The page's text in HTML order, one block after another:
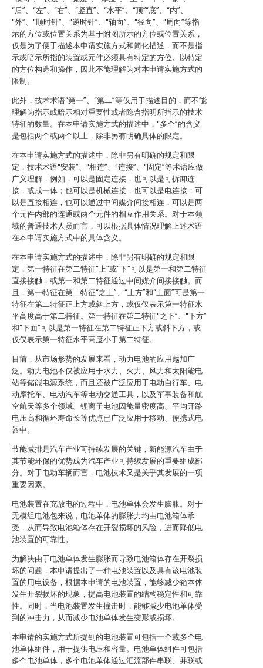
“后”、“左”、“右”、“竖直”、“水平”、“顶”“底”、“内”、
“外”、“顺时针”、“逆时针”、“轴向”、“径向”、“周向”等指
示的方位或位置关系为基于附图所示的方位或位置关系，
仅是为了便于描述本申请实施方式和简化描述，而不是指
示或暗示所指的装置或元件必须具有特定的方位、以特定
的方位构造和操作，因此不能理解为对本申请实施方式的
限制。
此外，技术术语“第一”、“第二”等仅用于描述目的，而不能
理解为指示或暗示相对重要性或者隐含指明所指示的技术
特征的数量。在本申请实施方式的描述中，“多个”的含义
是包括两个或两个以上，除非另有明确具体的限定。
在本申请实施方式的描述中，除非另有明确的规定和限
定，技术术语“安装”、“相连”、“连接”、“固定”等术语应做
广义理解，例如，可以是固定连接，也可以是可拆卸连
接，或成一体；也可以是机械连接，也可以是电连接；可
以是直接相连，也可以通过中间媒介间接相连，可以是两
个元件内部的连通或两个元件的相互作用关系。对于本领
域的普通技术人员而言，可以根据具体情况理解上述术语
在本申请实施方式中的具体含义。
在本申请实施方式的描述中，除非另有明确的规定和限
定，第一特征在第二特征“上”或“下”可以是第一和第二特征
直接接触，或第一和第二特征通过中间媒介间接接触。而
且，第一特征在第二特征“之上”、“上方”和“上面”可是第一
特征在第二特征正上方或斜上方，或仅仅表示第一特征水
平高度高于第二特征。第一特征在第二特征“之下”、“下方”
和“下面”可以是第一特征在第二特征正下方或斜下方，或
仅仅表示第一特征水平高度小于第二特征。
目前，从市场形势的发展来看，动力电池的应用越加广
泛。动力电池不仅被应用于水力、火力、风力和太阳能电
站等储能电源系统，而且还被广泛应用于电动自行车、电
动摩托车、电动汽车等电动交通工具，以及军事装备和航
空航天等多个领域。锂离子电池因能量密度高、平均开路
电压高和循环寿命长等优点已广泛应用于移动、便携式电
器中。
节能减排是汽车产业可持续发展的关键，新能源汽车由于
其节能环保的优势成为汽车产业可持续发展的重要组成部
分。对于电动车辆而言，电池技术又是关乎其发展的一项
重要因素。
电池装置在充放电的过程中，电池单体会发生膨胀。对于
无模组电池包来说，电池单体的膨胀力均由电池箱体承
受，从而导致电池箱体存在开裂损坏的风险，进而降低电
池装置的可靠性。
为解决由于电池单体发生膨胀而导致电池箱体存在开裂损
坏的问题，本申请提出了一种电池装置以及具有该电池装
置的用电设备，根据本申请的电池装置，能够减少箱本体
发生开裂损坏的现象，提高电池装置的结构稳定性和可靠
性。同时，当电池装置发生撞击时，能够减少电池单体受
到的冲击力，从而减少电池单体发生变形或损坏。
本申请的实施方式所提到的电池装置可包括一个或多个电
池单体组件，用于提供电压和容量。电池单体组件可包括
多个电池单体，多个电池单体通过汇流部件串联、并联或